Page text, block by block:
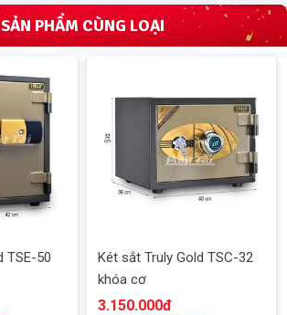
SẢN PHẨM CÙNG LOẠI
TSE-50
Két sắt Truly Gold TSC-32
khóa cơ
3.150.000đ